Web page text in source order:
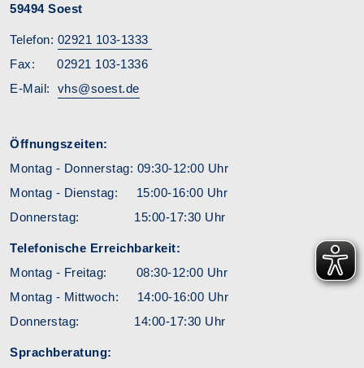
59494 Soest
Telefon: 02921 103-1333
Fax: 02921 103-1336
E-Mail: vhs@soest.de
Öffnungszeiten:
Montag - Donnerstag: 09:30-12:00 Uhr
Montag - Dienstag: 15:00-16:00 Uhr
Donnerstag: 15:00-17:30 Uhr
Telefonische Erreichbarkeit:
Montag - Freitag: 08:30-12:00 Uhr
Montag - Mittwoch: 14:00-16:00 Uhr
Donnerstag: 14:00-17:30 Uhr
Sprachberatung: